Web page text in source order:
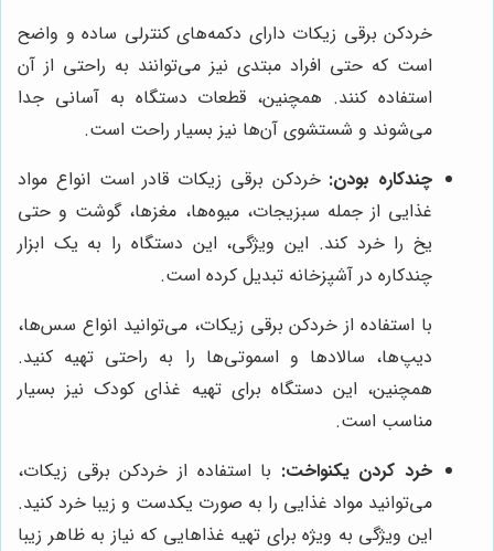
خردکن برقی زیکات دارای دکمه‌های کنترلی ساده و واضح
است که حتی افراد مبتدی نیز می‌توانند به راحتی از آن
استفاده کنند. همچنین، قطعات دستگاه به آسانی جدا
می‌شوند و شستشوی آن‌ها نیز بسیار راحت است.
چندکاره بودن: خردکن برقی زیکات قادر است انواع مواد
غذایی از جمله سبزیجات، میوه‌ها، مغزها، گوشت و حتی
یخ را خرد کند. این ویژگی، این دستگاه را به یک ابزار
چندکاره در آشپزخانه تبدیل کرده است.
با استفاده از خردکن برقی زیکات، می‌توانید انواع سس‌ها،
دیپ‌ها، سالادها و اسموتی‌ها را به راحتی تهیه کنید.
همچنین، این دستگاه برای تهیه غذای کودک نیز بسیار
مناسب است.
خرد کردن یکنواخت: با استفاده از خردکن برقی زیکات،
می‌توانید مواد غذایی را به صورت یکدست و زیبا خرد کنید.
این ویژگی به ویژه برای تهیه غذاهایی که نیاز به ظاهر زیبا